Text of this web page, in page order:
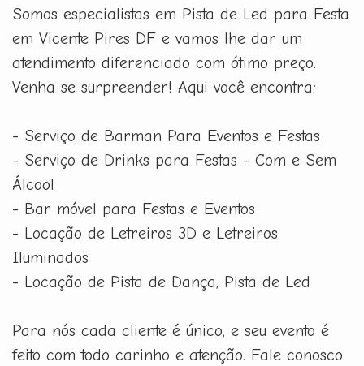
Somos especialistas em Pista de Led para Festa
em Vicente Pires DF e vamos lhe dar um
atendimento diferenciado com ótimo preço.
Venha se surpreender! Aqui você encontra:
- Serviço de Barman Para Eventos e Festas
- Serviço de Drinks para Festas - Com e Sem
Álcool
- Bar móvel para Festas e Eventos
- Locação de Letreiros 3D e Letreiros
Iluminados
- Locação de Pista de Dança, Pista de Led
Para nós cada cliente é único, e seu evento é
feito com todo carinho e atenção. Fale conosco